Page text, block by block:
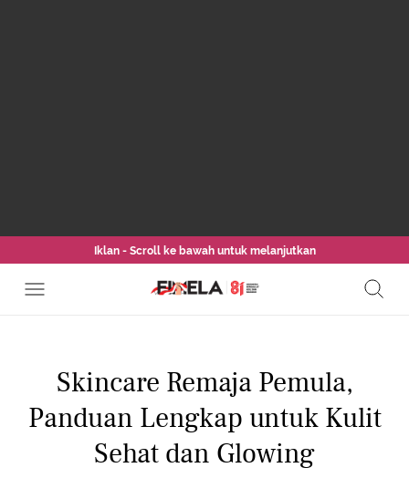
Iklan - Scroll ke bawah untuk melanjutkan
Skincare Remaja Pemula,
Panduan Lengkap untuk Kulit
Sehat dan Glowing